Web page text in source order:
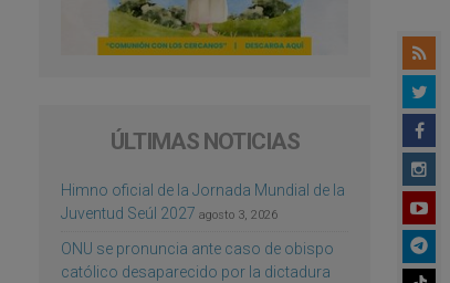
ÚLTIMAS NOTICIAS
Himno oficial de la Jornada Mundial de la
Juventud Seúl 2027 agosto 3, 2026
ONU se pronuncia ante caso de obispo
católico desaparecido por la dictadura